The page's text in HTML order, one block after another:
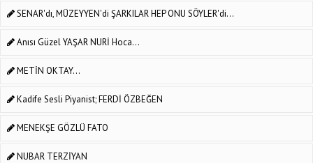
SENAR'dı, MÜZEYYEN'di ŞARKILAR HEP ONU SÖYLER'di...
Anısı Güzel YAŞAR NURİ Hoca...
METİN OKTAY...
Kadife Sesli Piyanist; FERDİ ÖZBEĞEN
MENEKŞE GÖZLÜ FATO
NUBAR TERZİYAN